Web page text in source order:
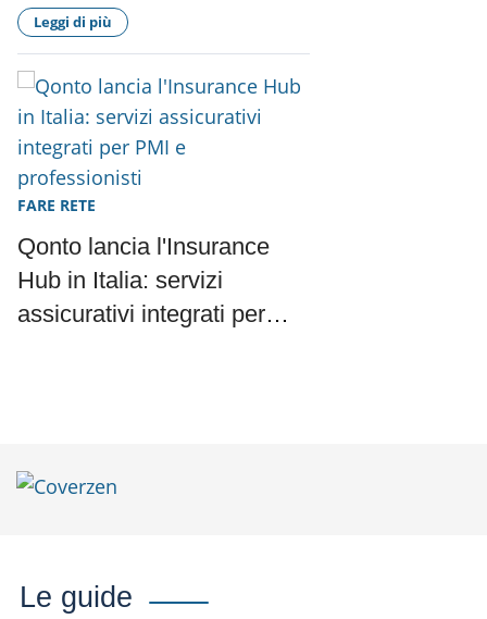
Leggi di più
FARE RETE
Qonto lancia l'Insurance
Hub in Italia: servizi
assicurativi integrati per
FARE RETE
Leggi di più
Le guide